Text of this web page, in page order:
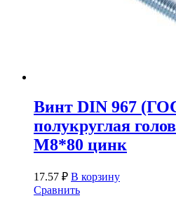
Винт DIN 967
полукруглая
М8*80 цинк
17.57 ₽ В корзину
Сравнить